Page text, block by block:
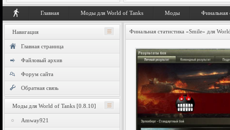
Главная Моды для World of Tanks Моды Финальная
Навигация
Главная страница
Файловый архив
Форум сайта
Обратная связь
Моды для World of Tanks [0.8.10]
Amway921
Финальная статистика «Smile» для